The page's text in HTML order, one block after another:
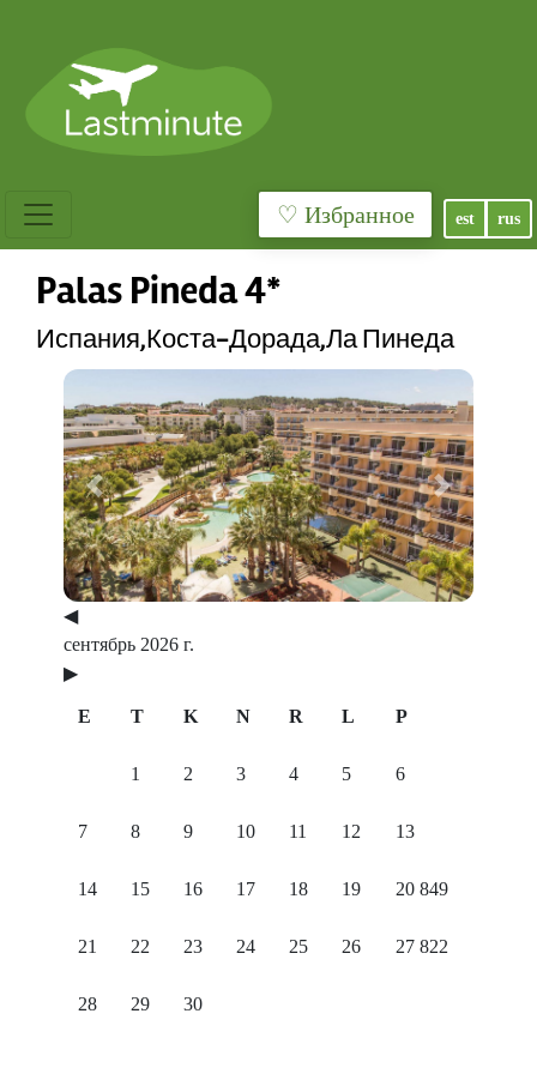
♡ Избранное est rus
Palas Pineda 4*
Испания,Коста-Дорада,Ла Пинеда
Previous Next
◀
сентябрь 2026 г.
▶
E T K N R L P
1 2 3 4 5 6
7 8 9 10 11 12 13
14 15 16 17 18 19 20 849
21 22 23 24 25 26 27 822
28 29 30